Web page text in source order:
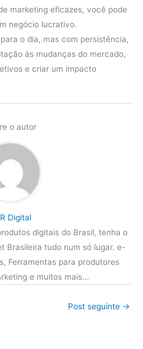
marketing eficazes, você pode
negócio lucrativo.
o dia, mas com persistência,
às mudanças do mercado,
e criar um impacto
o autor
Digital
digitais do Brasil, tenha o
Brasileira tudo num só lugar. e-
Ferramentas para produtores
e muitos mais...
Post seguinte →